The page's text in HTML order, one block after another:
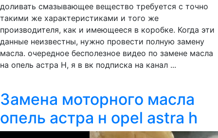
доливать смазывающее вещество требуется с точно
такими же характеристиками и того же
производителя, как и имеющееся в коробке. Когда эти
данные неизвестны, нужно провести полную замену
масла. очередное бесполезное видео по замене масла
на опель астра Н, я в вк подписка на канал ...
Замена моторного масла
опель астра н opel astra h